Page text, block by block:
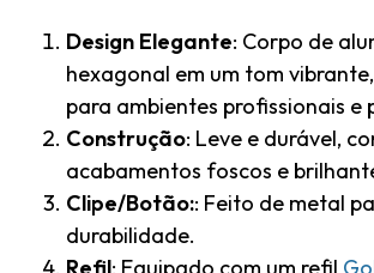
Design Elegante: Corpo de
hexagonal em um tom
para ambientes profissionais e
Construção: Leve e durável,
acabamentos foscos e
Clipe/Botão:: Feito de metal
durabilidade.
Refil: Equipado com um refil